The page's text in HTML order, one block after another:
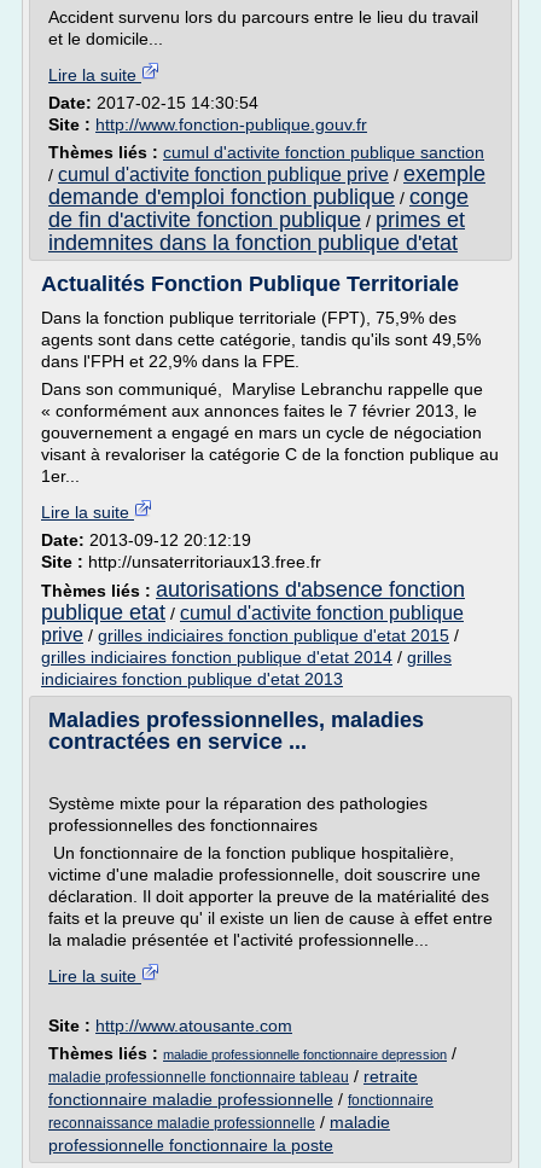
Accident survenu lors du parcours entre le lieu du travail
et le domicile...
Lire la suite
Date: 2017-02-15 14:30:54
Site : http://www.fonction-publique.gouv.fr
Thèmes liés : cumul d'activite fonction publique sanction
/ cumul d'activite fonction publique prive / exemple
demande d'emploi fonction publique / conge
de fin d'activite fonction publique / primes et
indemnites dans la fonction publique d'etat
Actualités Fonction Publique Territoriale
Dans la fonction publique territoriale (FPT), 75,9% des
agents sont dans cette catégorie, tandis qu'ils sont 49,5%
dans l'FPH et 22,9% dans la FPE.
Dans son communiqué, Marylise Lebranchu rappelle que
« conformément aux annonces faites le 7 février 2013, le
gouvernement a engagé en mars un cycle de négociation
visant à revaloriser la catégorie C de la fonction publique au
1er...
Lire la suite
Date: 2013-09-12 20:12:19
Site : http://unsaterritoriaux13.free.fr
Thèmes liés : autorisations d'absence fonction
publique etat / cumul d'activite fonction publique
prive / grilles indiciaires fonction publique d'etat 2015 /
grilles indiciaires fonction publique d'etat 2014 / grilles
indiciaires fonction publique d'etat 2013
Maladies professionnelles, maladies
contractées en service ...
Système mixte pour la réparation des pathologies
professionnelles des fonctionnaires
Un fonctionnaire de la fonction publique hospitalière,
victime d'une maladie professionnelle, doit souscrire une
déclaration. Il doit apporter la preuve de la matérialité des
faits et la preuve qu' il existe un lien de cause à effet entre
la maladie présentée et l'activité professionnelle...
Lire la suite
Site : http://www.atousante.com
Thèmes liés : maladie professionnelle fonctionnaire depression /
maladie professionnelle fonctionnaire tableau / retraite
fonctionnaire maladie professionnelle / fonctionnaire
reconnaissance maladie professionnelle / maladie
professionnelle fonctionnaire la poste